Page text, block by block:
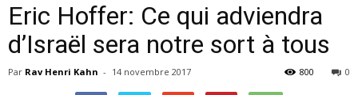
Eric Hoffer: Ce qui adviendra
d’Israël sera notre sort à tous
Par Rav Henri Kahn - 14 novembre 2017 0
800